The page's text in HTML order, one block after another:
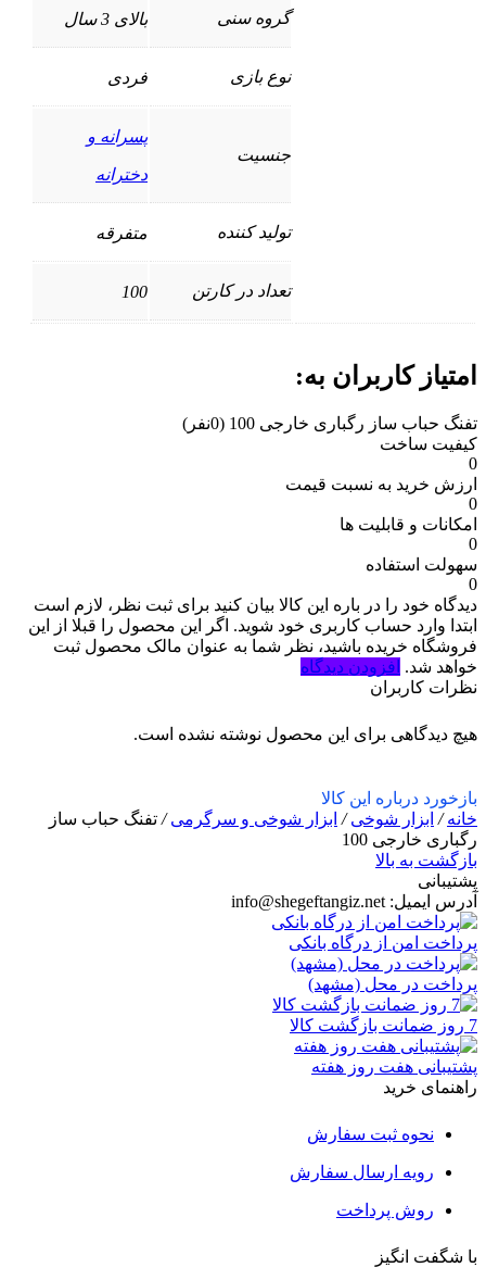
گروه سنی بالای 3 سال
نوع بازی فردی
جنسیت
پسرانه و
دخترانه
تولید کننده متفرقه
تعداد در کارتن 100
امتیاز کاربران به:
تفنگ حباب ساز رگباری خارجی 100
(0نفر)
کیفیت ساخت
0
ارزش خرید به نسبت قیمت
0
امکانات و قابلیت ها
0
سهولت استفاده
0
دیدگاه خود را در باره این کالا بیان کنید برای ثبت نظر، لازم است
ابتدا وارد حساب کاربری خود شوید. اگر این محصول را قبلا از این
فروشگاه خریده باشید، نظر شما به عنوان مالک محصول ثبت
خواهد شد. افزودن دیدگاه
نظرات کاربران
هیچ دیدگاهی برای این محصول نوشته نشده است.
بازخورد درباره این کالا
خانه/ ابزار شوخی/ ابزار شوخی و سرگرمی/ تفنگ حباب ساز
رگباری خارجی 100
بازگشت به بالا
پشتیبانی
آدرس ایمیل: info@shegeftangiz.net
پرداخت امن از درگاه بانکی
پرداخت در محل (مشهد)
7 روز ضمانت بازگشت کالا
پشتیبانی هفت روز هفته
راهنمای خرید
نحوه ثبت سفارش
رویه ارسال سفارش
روش پرداخت
با شگفت انگیز